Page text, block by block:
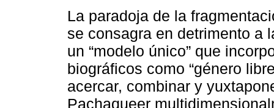
La paradoja de la
se consagra en detrimento a
un “modelo único” que
biográficos como “género
acercar, combinar y
Pachaqueer